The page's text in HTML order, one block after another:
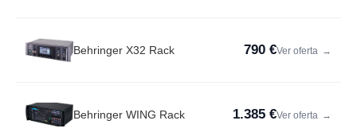
Behringer X32 Rack 790 €Ver oferta →
Behringer WING Rack 1.385 €Ver oferta →